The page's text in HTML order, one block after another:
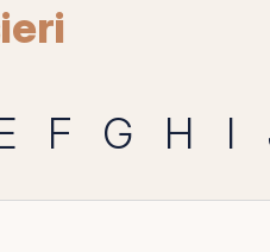
F G H I